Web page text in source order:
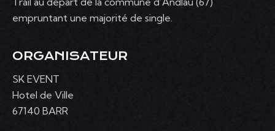
empruntant une majorité de single.
ORGANISATEUR
SK EVENT
Hotel de Ville
67140 BARR